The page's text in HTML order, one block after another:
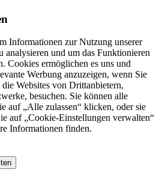
Informationen zur Nutzung unserer
analysieren und um das Funktionieren
Cookies ermöglichen es uns und
Werbung anzuzeigen, wenn Sie
Websites von Drittanbietern,
besuchen. Sie können alle
auf „Alle zulassen“ klicken, oder sie
auf „Cookie-Einstellungen verwalten“
Informationen finden.